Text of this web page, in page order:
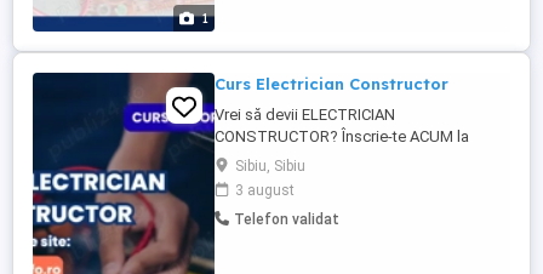
1
Curs Electrician Constructor
Vrei să devii ELECTRICIAN
CONSTRUCTOR? Înscrie-te ACUM la
cursul nostru acreditat și dezvoltă-ți
abilitățile într-un domeniu cu viitor! Data
începerii: vezi oferta publica Teorie online
sau la sala de curs din Sibiu O șansă reală
Sibiu, Sibiu
3 august
Telefon validat